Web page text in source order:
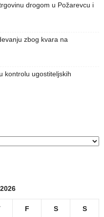
drogom u Požarevcu i
zbog kvara na
kontrolu ugostiteljskih
F S S